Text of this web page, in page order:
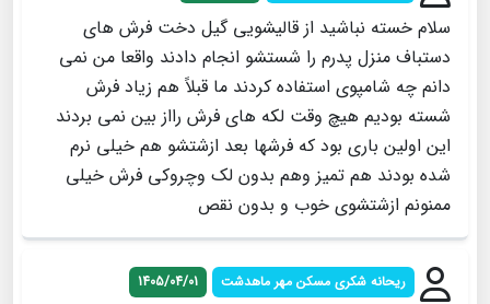
سلام خسته نباشید از قالیشویی گیل دخت فرش های
دستباف منزل پدرم را شستشو انجام دادند واقعا من نمی
دانم چه شامپوی استفاده کردند ما قبلاً هم زیاد فرش
شسته بودیم هیچ وقت لکه های فرش رااز بین نمی بردند
این اولین باری بود که فرشها بعد ازشتشو هم خیلی نرم
شده بودند هم تمیز وهم بدون لک وچروکی فرش خیلی
ممنونم ازشتشوی خوب و بدون نقص
ریحانه شکری مسکن مهر ماهدشت 1405/04/01